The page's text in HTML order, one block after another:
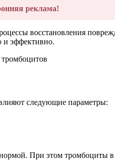
реклама!
восстановления
и эффективно.
следующие параметры:
нормой. При этом